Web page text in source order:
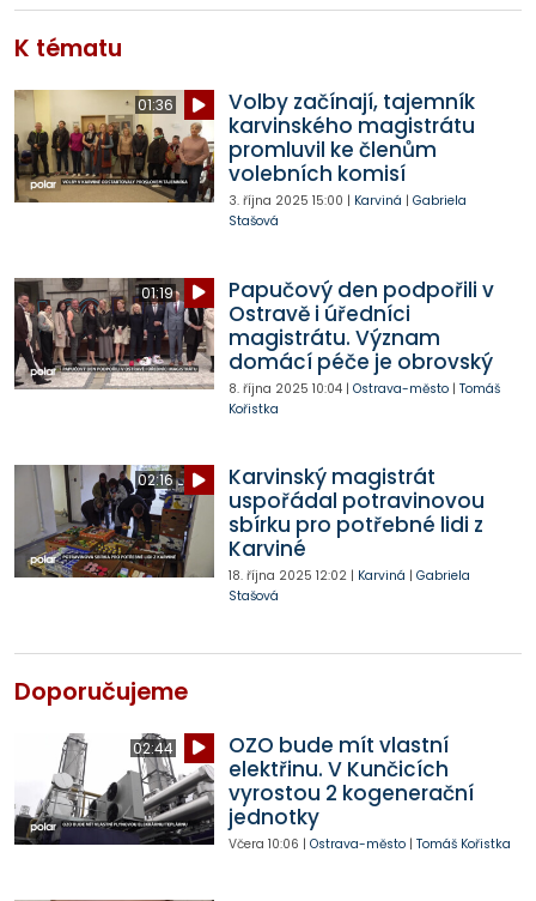
K tématu
01:36
Volby začínají, tajemník
karvinského magistrátu
promluvil ke členům
volebních komisí
3. října 2025 15:00 | Karviná | Gabriela
Stašová
01:19
Papučový den podpořili v
Ostravě i úředníci
magistrátu. Význam
domácí péče je obrovský
8. října 2025 10:04| Ostrava-město| Tomáš
Kořistka
02:16
Karvinský magistrát
uspořádal potravinovou
sbírku pro potřebné lidi z
Karviné
18. října 2025 12:02| Karviná | Gabriela
Stašová
Doporučujeme
02:44
OZO bude mít vlastní
elektřinu. V Kunčicích
vyrostou 2 kogenerační
jednotky
Včera 10:06 | Ostrava-město| Tomáš Kořistka